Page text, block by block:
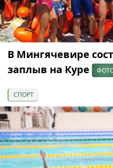
В Мингячевире
заплыв на Куре
СПОРТ